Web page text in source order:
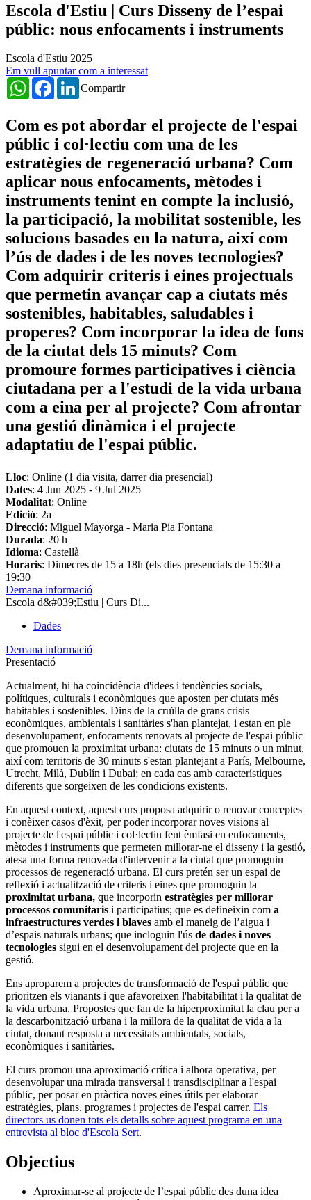
Escola d'Estiu | Curs Disseny de l’espai
públic: nous enfocaments i instruments
Escola d'Estiu 2025
Em vull apuntar com a interessat
Compartir
WhatsAppFacebookLinkedIn
Com es pot abordar el projecte de l'espai
públic i col·lectiu com una de les
estratègies de regeneració urbana? Com
aplicar nous enfocaments, mètodes i
instruments tenint en compte la inclusió,
la participació, la mobilitat sostenible, les
solucions basades en la natura, així com
l’ús de dades i de les noves tecnologies?
Com adquirir criteris i eines projectuals
que permetin avançar cap a ciutats més
sostenibles, habitables, saludables i
properes? Com incorporar la idea de fons
de la ciutat dels 15 minuts? Com
promoure formes participatives i ciència
ciutadana per a l'estudi de la vida urbana
com a eina per al projecte? Com afrontar
una gestió dinàmica i el projecte
adaptatiu de l'espai públic.
Lloc: Online (1 dia visita, darrer dia presencial)
Dates: 4 Jun 2025 - 9 Jul 2025
Modalitat: Online
Edició: 2a
Direcció: Miguel Mayorga - Maria Pia Fontana
Durada: 20 h
Idioma: Castellà
Horaris: Dimecres de 15 a 18h (els dies presencials de 15:30 a
19:30
Demana informació
Escola d&#039;Estiu | Curs Di...
Dades
Demana informació
Presentació
Actualment, hi ha coincidència d'idees i tendències socials,
polítiques, culturals i econòmiques que aposten per ciutats més
habitables i sostenibles. Dins de la cruïlla de grans crisis
econòmiques, ambientals i sanitàries s'han plantejat, i estan en ple
desenvolupament, enfocaments renovats al projecte de l'espai públic
que promouen la proximitat urbana: ciutats de 15 minuts o un minut,
així com territoris de 30 minuts s'estan plantejant a París, Melbourne,
Utrecht, Milà, Dublín i Dubai; en cada cas amb característiques
diferents que sorgeixen de les condicions existents.
En aquest context, aquest curs proposa adquirir o renovar conceptes
i conèixer casos d'èxit, per poder incorporar noves visions al
projecte de l'espai públic i col·lectiu fent èmfasi en enfocaments,
mètodes i instruments que permeten millorar-ne el disseny i la gestió,
atesa una forma renovada d'intervenir a la ciutat que promoguin
processos de regeneració urbana. El curs pretén ser un espai de
reflexió i actualització de criteris i eines que promoguin la
proximitat urbana, que incorporin estratègies per millorar
processos comunitaris i participatius; que es defineixin com a
infraestructures verdes i blaves amb el maneig de l’aigua i
d’espais naturals urbans; que incloguin l'ús de dades i noves
tecnologies sigui en el desenvolupament del projecte que en la
gestió.
Ens aproparem a projectes de transformació de l'espai públic que
prioritzen els vianants i que afavoreixen l'habitabilitat i la qualitat de
la vida urbana. Propostes que fan de la hiperproximitat la clau per a
la descarbonització urbana i la millora de la qualitat de vida a la
ciutat, donant resposta a necessitats ambientals, socials,
econòmiques i sanitàries.
El curs promou una aproximació crítica i alhora operativa, per
desenvolupar una mirada transversal i transdisciplinar a l'espai
públic, per posar en pràctica noves eines útils per elaborar
estratègies, plans, programes i projectes de l'espai carrer. Els
directors us donen tots els detalls sobre aquest programa en una
entrevista al bloc d'Escola Sert.
Objectius
Aproximar-se al projecte de l’espai públic des duna idea